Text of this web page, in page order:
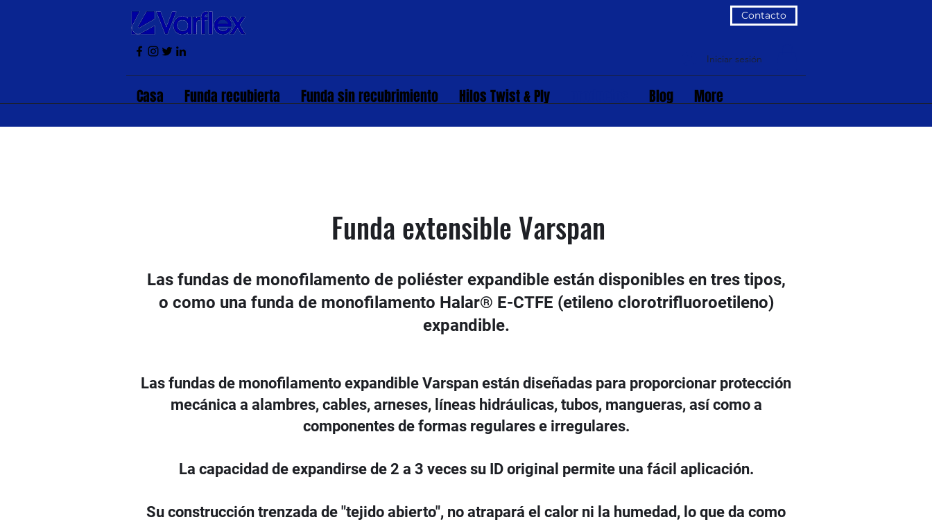
Contacto
Iniciar sesión
Casa Funda recubierta Funda sin recubrimiento Hilos Twist & Ply Blog More
Funda extensible Varspan
Las fundas de monofilamento de poliéster expandible están disponibles en tres tipos,
o como una funda de monofilamento Halar® E-CTFE (etileno clorotrifluoroetileno)
expandible.
Las fundas de monofilamento expandible Varspan están diseñadas para proporcionar protección
mecánica a alambres, cables, arneses, líneas hidráulicas, tubos, mangueras, así como a
componentes de formas regulares e irregulares.
La capacidad de expandirse de 2 a 3 veces su ID original permite una fácil aplicación.
Su construcción trenzada de "tejido abierto", no atrapará el calor ni la humedad, lo que da como